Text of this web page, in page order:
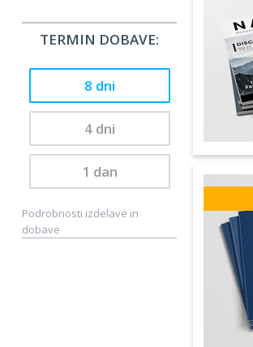
TERMIN DOBAVE:
8 dni
4 dni
1 dan
Podrobnosti izdelave in
dobave